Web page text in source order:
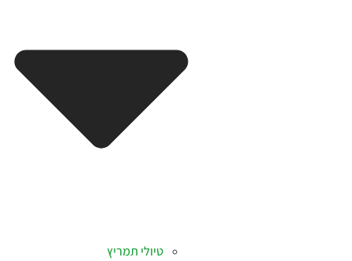
טיולי תמריץ